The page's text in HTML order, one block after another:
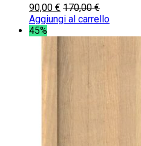
90,00 € 170,00€
Aggiungi al carrello
45%